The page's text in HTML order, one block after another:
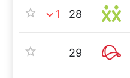
1 28
29